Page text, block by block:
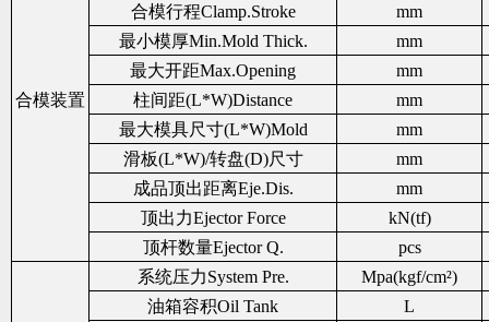
合模装置
合模行程Clamp.Stroke
mm
最小模厚Min.Mold Thick.
mm
最大开距Max.Opening
mm
柱间距(L*W)Distance
mm
最大模具尺寸(L*W)Mold
mm
滑板(L*W)/转盘(D)尺寸
mm
成品顶出距离Eje.Dis.
mm
顶出力Ejector Force
kN(tf)
顶杆数量Ejector Q.
pcs
系统压力System Pre.
Mpa(kgf/cm²)
油箱容积Oil Tank
L